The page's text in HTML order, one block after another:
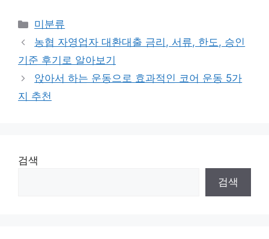
Categories
미분류
농협 자영업자 대환대출 금리, 서류, 한도, 승인
기준 후기로 알아보기
앉아서 하는 운동으로 효과적인 코어 운동 5가
지 추천
검색
검색